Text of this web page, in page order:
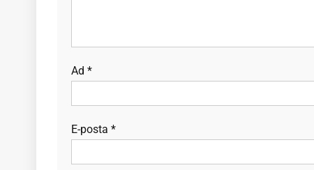
Ad *
E-posta *